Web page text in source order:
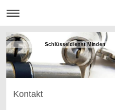
Schlüsseldienst Minden
Kontakt